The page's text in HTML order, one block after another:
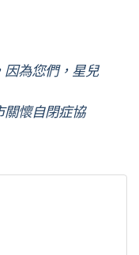
為您們， 星兒
關懷自閉症協